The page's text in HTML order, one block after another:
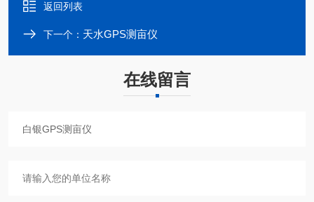
返回列表
下一个： 天水GPS测亩仪
在线留言